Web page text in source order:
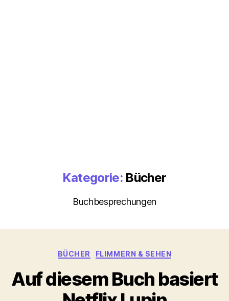
Kategorie: Bücher
Buchbesprechungen
Kategorien
BÜCHER FLIMMERN & SEHEN
Auf diesem Buch basiert